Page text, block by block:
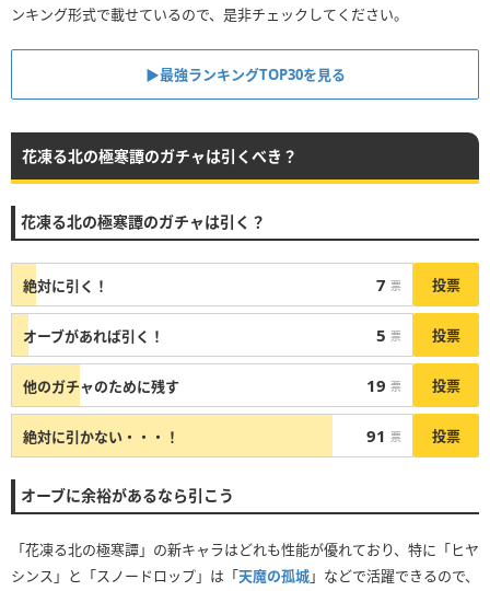
ンキング形式で載せているので、是非チェックしてください。
▶︎最強ランキングTOP30を見る
花凍る北の極寒譚のガチャは引くべき？
花凍る北の極寒譚のガチャは引く？
絶対に引く！ 7 票 投票
オーブがあれば引く！ 5 票 投票
他のガチャのために残す 19 票 投票
絶対に引かない・・・！ 91 票 投票
オーブに余裕があるなら引こう
「花凍る北の極寒譚」の新キャラはどれも性能が優れており、特に「ヒヤ
シンス」と「スノードロップ」は「天魔の孤城」などで活躍できるので、